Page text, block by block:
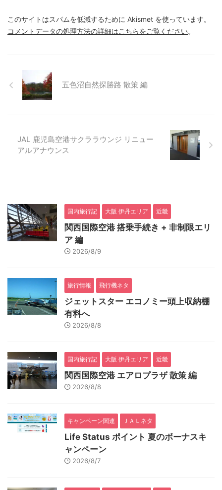
このサイトはスパムを低減するために Akismet を使っています。
コメントデータの処理方法の詳細はこちらをご覧ください。
五色沼自然探勝路 散策 編
JAL 鹿児島空港サクララウンジ リニュー
アルアナウンス
国内旅行記 大阪 伊丹エリア 近畿
関西国際空港 搭乗手続き + 非制限エリ
ア 編
2026/8/9
旅行情報 飛行機ネタ
ジェットスター エコノミー頭上収納棚
有料へ
2026/8/8
国内旅行記 大阪 伊丹エリア 近畿
関西国際空港 エアロプラザ 散策 編
2026/8/8
キャンペーン関連 ＪＡＬネタ
Life Status ポイント 夏のボーナスキ
ャンペーン
2026/8/7